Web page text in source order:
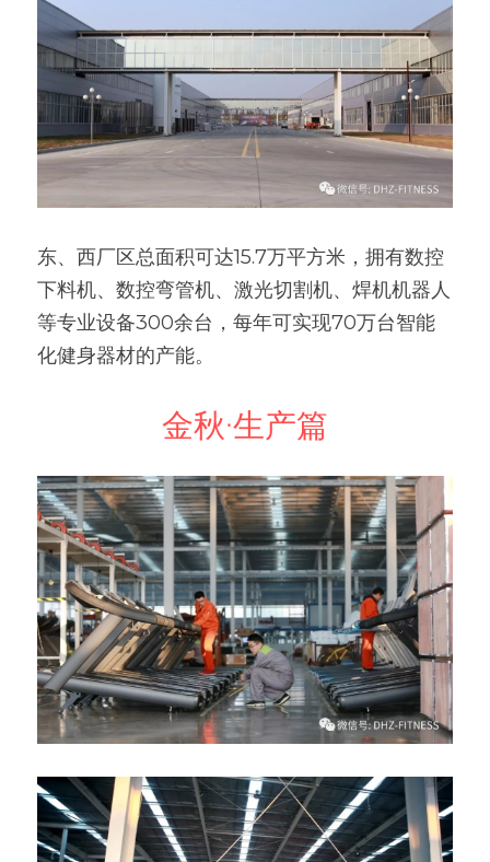
东、西厂区总面积可达15.7万平方米，拥有数控
下料机、数控弯管机、激光切割机、焊机机器人
等专业设备300余台，每年可实现70万台智能
化健身器材的产能。
金秋·生产篇